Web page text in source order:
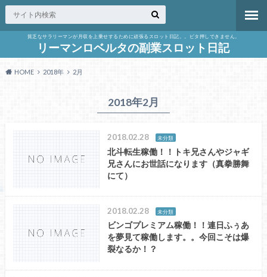
貧乏なサラリーマンが月収を上乗せするために頑張るスロット日記。。ビタ押しできません。
リーマンロベルタの副業スロット日記
HOME 2018年 2月
2018年2月
2018.02.28 未分類
北斗転生稼働！！トキ兄さんやジャギ
兄さんにお世話になります（真拳勝舞
にて）
2018.02.28 未分類
ビンゴプレミアム稼働！！連日ふぅあ
を夢見て稼働します。。今回こそは爆
裂なるか！？